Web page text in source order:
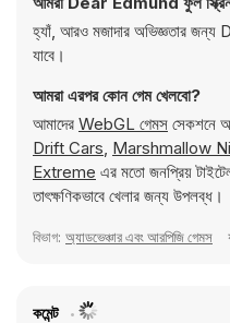
হ্যাঁ, আরও মজাদার অভিজ্ঞতার
যাবে।
আমরা এরপর কোন গেম খেলবো?
আমাদের WebGL গেমস সেকশনে
Drift Cars, Marshmallow
Extreme এর মতো জনপ্রিয়
তাৎক্ষণিকভাবে খেলার জন্য উপলব্ধ।
বিভাগ: অ্যাডভেঞ্চার এবং আরপিজি গেমস
কমেন্ট